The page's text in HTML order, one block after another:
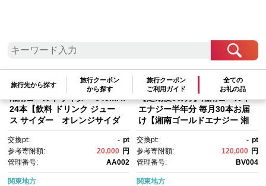
旅行先から探す
旅行クーポン
から探す
旅行クーポン
ご利用ガイド
全ての
お礼の品
湘南ゴールドサイダー 340mlｘ
24本【飲料 ドリンク ジュー
ス サイダー オレンジサイダ
品 贈答用 ギフト お取り寄せ お
中元 お歳暮 贈り物 プレゼン
ト 神奈川県 小田原市 】
交換pt: - pt
参考寄附額:
20,000 円
管理番号:
AA002
関東地方
【定期便6ヵ月】湘南ゴールド
エナジー半年分 毎月30本お届
け【湘南ゴールドエナジー 湘
ク 炭酸飲料 毎月お届け 1ケー
ス30本 小田原で好評 小田原の
名産品使用 神奈川県 小田原
市 】
交換pt: - pt
参考寄附額:
120,000 円
管理番号:
BV004
関東地方